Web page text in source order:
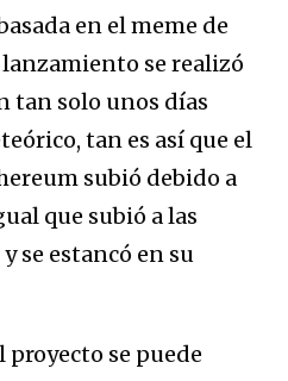
en el meme de
se realizó
tan solo unos días
tan es así que el
subió debido a
que subió a las
se estancó en su
proyecto se puede